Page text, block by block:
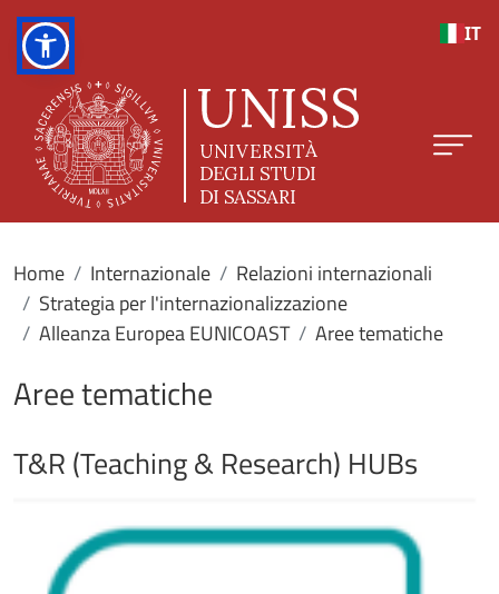
IT
Home Internazionale
Relazioni internazionali
Strategia per l'internazionalizzazione
Alleanza Europea EUNICOAST
Aree tematiche
Aree tematiche
T&R (Teaching & Research) HUBs